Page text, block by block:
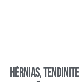
Hérnias,